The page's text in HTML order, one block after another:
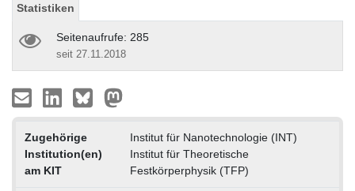
Statistiken
Seitenaufrufe: 285
seit 27.11.2018
Zugehörige
Institution(en)
am KIT
Institut für Nanotechnologie (INT)
Institut für Theoretische
Festkörperphysik (TFP)